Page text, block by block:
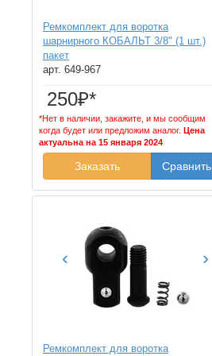
Ремкомплект для воротка
шарнирного КОБАЛЬТ 3/8" (1 шт.)
пакет
арт. 649-967
250₽*
*Нет в наличии, закажите, и мы сообщим
когда будет или предложим аналог. Цена
актуальна на 15 января 2024
Заказать Сравнить
‹ ›
Ремкомплект для воротка